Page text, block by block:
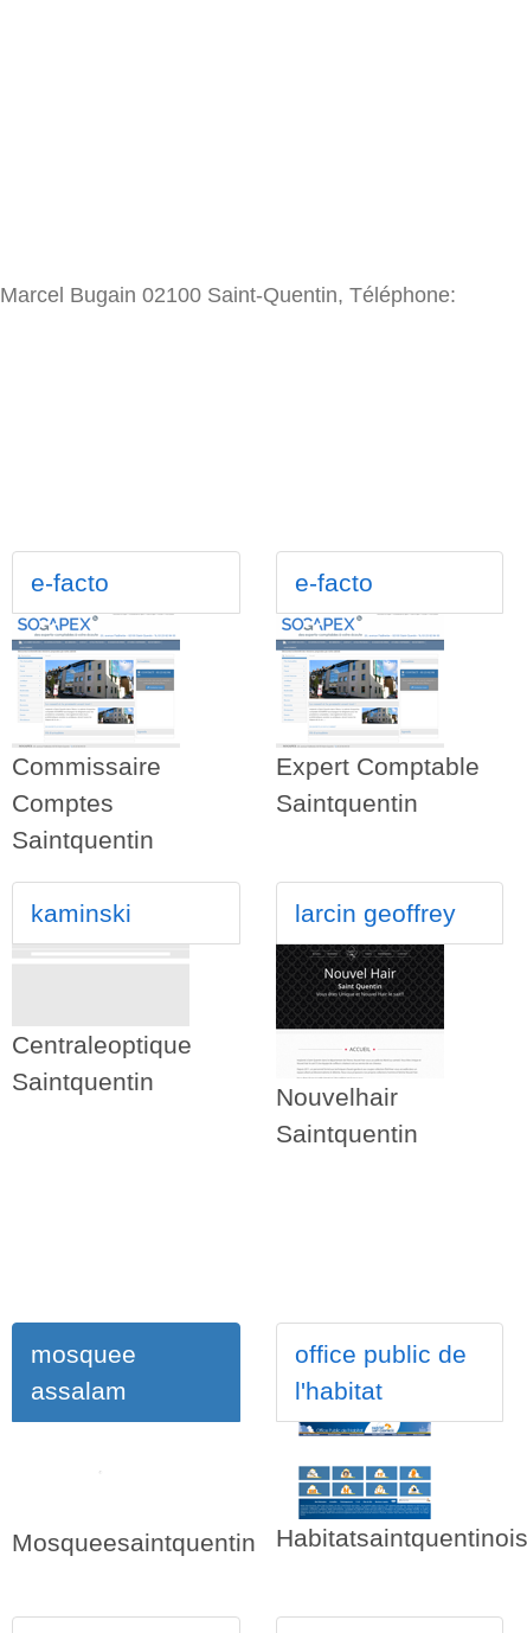
Bugain 02100 Saint-Quentin, Téléphone:
e-facto
Commissaire
Comptes
Saintquentin
e-facto
Expert Comptable
Saintquentin
kaminski
Centraleoptique
Saintquentin
larcin geoffrey
Nouvelhair
Saintquentin
mosquee
assalam
Mosqueesaintquentin
office public de
l'habitat
Habitatsaintquentinois